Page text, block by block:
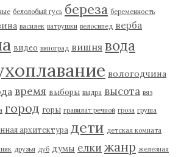
белолобый гусь береза беременность
василек ватрушки велосипед верба
видео виноград вишня вода
вологодчина
время выборы выдра высота вяз
город горы гравилат речной гроза груша
архитектура дети детская комната
друзья дуб думы елки жанр железная